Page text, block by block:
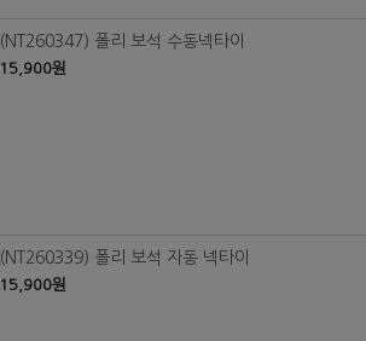
(NT260347) 폴리 보석 수동넥타이
15,900원
(NT260339) 폴리 보석 자동 넥타이
15,900원